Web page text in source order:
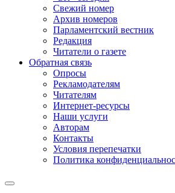
Свежий номер
Архив номеров
Парламентский вестник
Редакция
Читатели о газете
Обратная связь
Опросы
Рекламодателям
Читателям
Интернет-ресурсы
Наши услуги
Авторам
Контакты
Условия перепечатки
Политика